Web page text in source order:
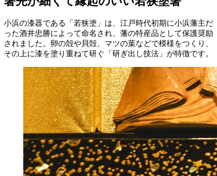
小浜の漆器である「若狭塗」は、江戸時代初期に小浜藩主だ
った酒井忠勝によって命名され、藩の特産品として保護奨励
されました。卵の殻や貝殻、マツの葉などで模様をつくり、
その上に漆を塗り重ねて研ぐ「研ぎ出し技法」が特徴です。